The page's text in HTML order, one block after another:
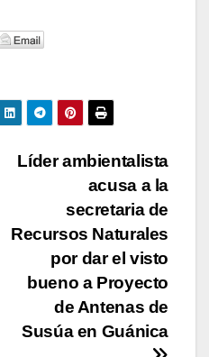
Líder ambientalista
acusa a la
secretaria de
Recursos Naturales
por dar el visto
bueno a Proyecto
de Antenas de
Susúa en Guánica